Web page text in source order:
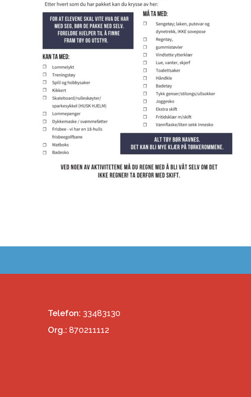
Telefon: 33483130
Org.: 870211112